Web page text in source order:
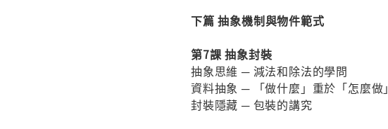
下篇 抽象機制與物件範式
第7課 抽象封裝
抽象思維 ─ 減法和除法的學問
資料抽象 ─ 「做什麼」重於「怎麼做」
封裝隱藏 ─ 包裝的講究